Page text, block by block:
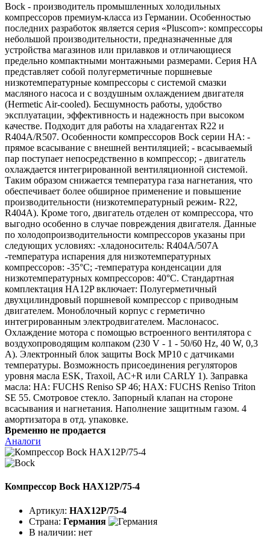
Bock - производитель промышленных холодильных
компрессоров премиум-класса из Германии. Особенностью
последних разработок является серия «Pluscom»: компрессоры
небольшой производительности, предназначенные для
устройства магазинов или прилавков и отличающиеся
предельно компактными монтажными размерами. Серия HA
представляет собой полугерметичные поршневые
низкотемпературные компрессоры с системой смазки
масляного насоса и с воздушным охлаждением двигателя
(Hermetic Air-cooled). Бесшумность работы, удобство
эксплуатации, эффективность и надежность при высоком
качестве. Подходит для работы на хладагентах R22 и
R404A/R507. Особенности компрессоров Bock серии НА: -
прямое всасывание с внешней вентиляцией; - всасываемый
пар поступает непосредственно в компрессор; - двигатель
охлаждается интегрированной вентиляционной системой.
Таким образом снижается температура газа нагнетания, что
обеспечивает более обширное применение и повышение
производительности (низкотемпературный режим- R22,
R404A). Кроме того, двигатель отделен от компрессора, что
выгодно особенно в случае повреждения двигателя. Данные
по холодопроизводительности компрессоров указаны при
следующих условиях: -хладоноситель: R404A/507A
-температура испарения для низкотемпературных
компрессоров: -35°C; -температура конденсации для
низкотемпературных компрессоров: 40°C. Стандартная
комплектация HA12P включает: Полугерметичный
двухцилиндровый поршневой компрессор с приводным
двигателем. Моноблочный корпус с герметично
интегрированным электродвигателем. Маслонасос.
Охлаждение мотора с помощью встроенного вентилятора с
воздухопроводящим колпаком (230 V - 1 - 50/60 Hz, 40 W, 0,3
A). Электронный блок защиты Bock MP10 с датчиками
температуры. Возможность присоединения регуляторов
уровня масла ESK, Traxoil, AC+R или CARLY 1). Заправка
масла: HA: FUCHS Reniso SP 46; HAX: FUCHS Reniso Triton
SE 55. Смотровое стекло. Запорный клапан на стороне
всасывания и нагнетания. Наполнение защитным газом. 4
амортизатора в отд. упаковке.
Временно не продается
Аналоги
Компрессор Bock HAX12P/75-4
Артикул: HAX12P/75-4
Страна: Германия
В наличии: нет